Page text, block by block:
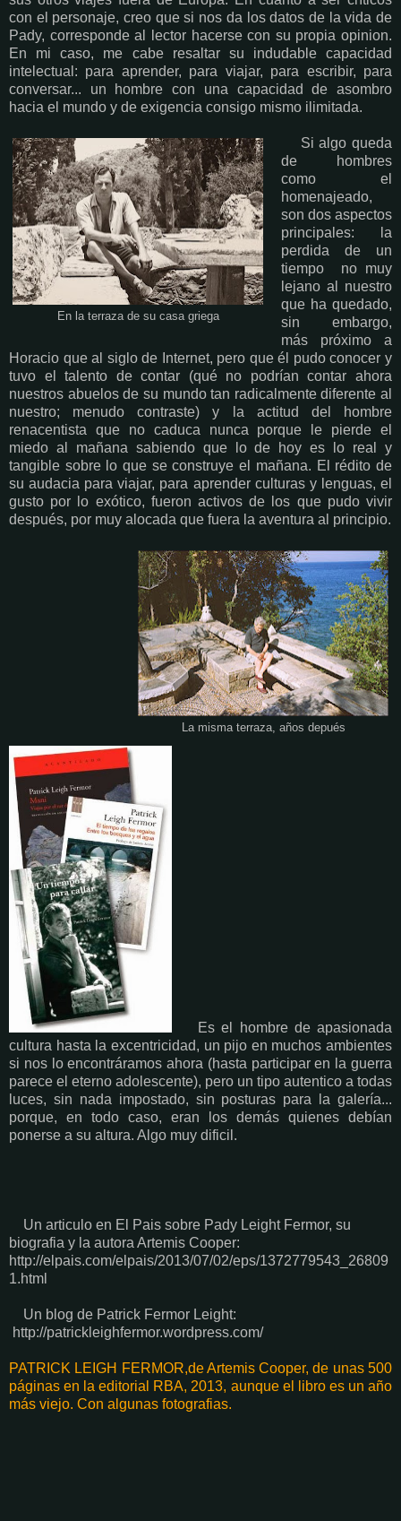
con el personaje, creo que si nos da los datos de la vida de
Pady, corresponde al lector hacerse con su propia opinion.
En mi caso, me cabe resaltar su indudable capacidad
intelectual: para aprender, para viajar, para escribir, para
conversar... un hombre con una capacidad de asombro
hacia el mundo y de exigencia consigo mismo ilimitada.
En la terraza de su casa griega
Si algo queda
de hombres
como el
homenajeado,
son dos aspectos
principales: la
perdida de un
tiempo no muy
lejano al nuestro
que ha quedado,
sin embargo,
más próximo a
Horacio que al siglo de Internet, pero que él pudo conocer y
tuvo el talento de contar (qué no podrían contar ahora
nuestros abuelos de su mundo tan radicalmente diferente al
nuestro; menudo contraste) y la actitud del hombre
renacentista que no caduca nunca porque le pierde el
miedo al mañana sabiendo que lo de hoy es lo real y
tangible sobre lo que se construye el mañana. El rédito de
su audacia para viajar, para aprender culturas y lenguas, el
gusto por lo exótico, fueron activos de los que pudo vivir
después, por muy alocada que fuera la aventura al principio.
La misma terraza, años depués
Es el hombre de apasionada
cultura hasta la excentricidad, un pijo en muchos ambientes
si nos lo encontráramos ahora (hasta participar en la guerra
parece el eterno adolescente), pero un tipo autentico a todas
luces, sin nada impostado, sin posturas para la galería...
porque, en todo caso, eran los demás quienes debían
ponerse a su altura. Algo muy dificil.
Un articulo en El Pais sobre Pady Leight Fermor, su
biografia y la autora Artemis Cooper:
http://elpais.com/elpais/2013/07/02/eps/1372779543_26809
1.html
Un blog de Patrick Fermor Leight:
http://patrickleighfermor.wordpress.com/
PATRICK LEIGH FERMOR,de Artemis Cooper, de unas 500
páginas en la editorial RBA, 2013, aunque el libro es un año
más viejo. Con algunas fotografias.